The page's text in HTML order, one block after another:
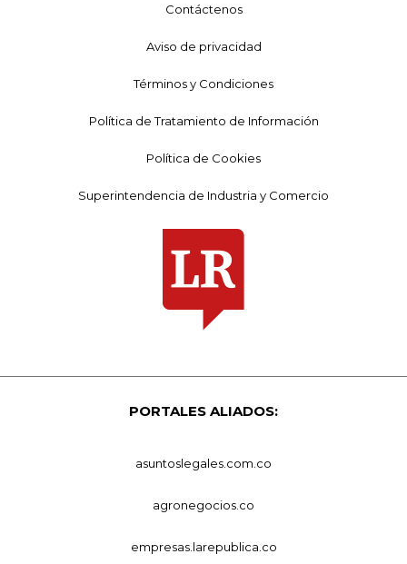
Contáctenos
Aviso de privacidad
Términos y Condiciones
Política de Tratamiento de Información
Política de Cookies
Superintendencia de Industria y Comercio
PORTALES ALIADOS:
asuntoslegales.com.co
agronegocios.co
empresas.larepublica.co